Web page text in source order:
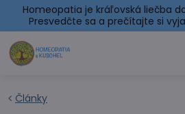
Homeopatia je kráľovská liečba
Presvedčte sa a prečítajte si
Články